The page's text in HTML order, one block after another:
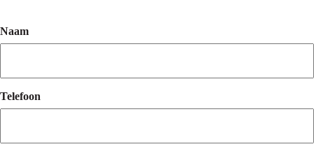
Naam
Telefoon